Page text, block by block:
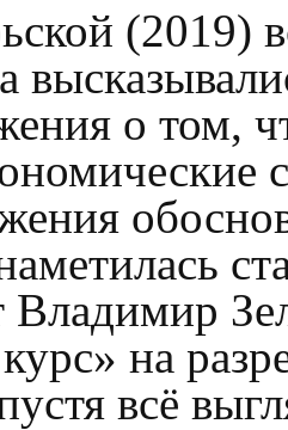
(2019)
о том,
Владимир
на
всё